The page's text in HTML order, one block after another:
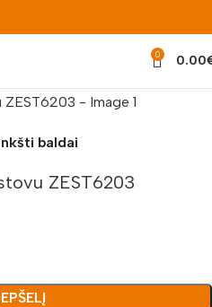
0 0.00
baldai
ZEST6203